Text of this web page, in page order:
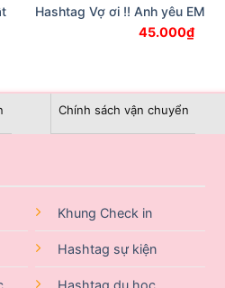
Hashtag Vợ ơi !! Anh yêu EM
45.000₫
Chính sách vận chuyển
Khung Check in
Hashtag sự kiện